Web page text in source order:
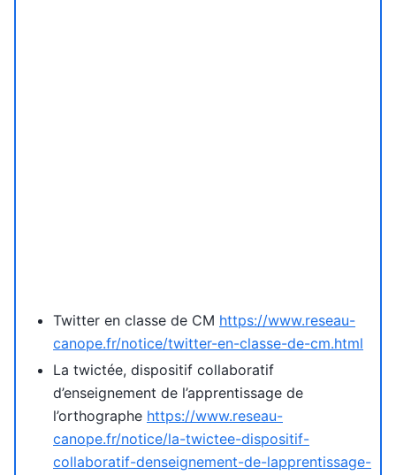
Twitter en classe de CM https://www.reseau-
canope.fr/notice/twitter-en-classe-de-cm.html
La twictée, dispositif collaboratif
d’enseignement de l’apprentissage de
l’orthographe https://www.reseau-
canope.fr/notice/la-twictee-dispositif-
collaboratif-denseignement-de-lapprentissage-